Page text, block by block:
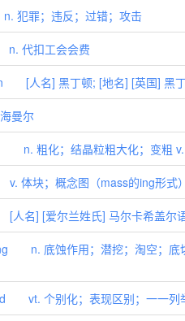
罪；违反；过错；攻击
代扣工会会费
[人名] 黑丁顿; [地名] [英国] 黑
曼尔
n. 粗化；结晶粒粗大化；变粗 v.
体块；概念图（mass的ing形式
名] [爱尔兰姓氏] 马尔卡希盖尔语
n. 底蚀作用；潜挖；淘空；底
vt. 个别化；表现区别；一一列